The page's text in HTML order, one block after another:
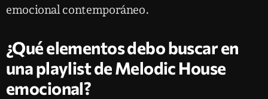
emocional contemporáneo.
¿Qué elementos debo buscar en
una playlist de Melodic House
emocional?